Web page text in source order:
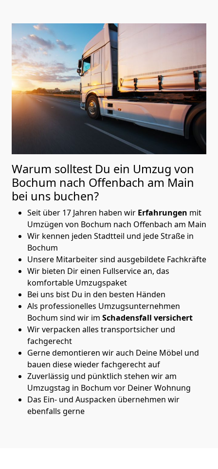
Warum solltest Du ein Umzug von
Bochum nach Offenbach am Main
bei uns buchen?
Seit über 17 Jahren haben wir Erfahrungen mit
Umzügen von Bochum nach Offenbach am Main
Wir kennen jeden Stadtteil und jede Straße in
Bochum
Unsere Mitarbeiter sind ausgebildete Fachkräfte
Wir bieten Dir einen Fullservice an, das
komfortable Umzugspaket
Bei uns bist Du in den besten Händen
Als professionelles Umzugsunternehmen
Bochum sind wir im Schadensfall versichert
Wir verpacken alles transportsicher und
fachgerecht
Gerne demontieren wir auch Deine Möbel und
bauen diese wieder fachgerecht auf
Zuverlässig und pünktlich stehen wir am
Umzugstag in Bochum vor Deiner Wohnung
Das Ein- und Auspacken übernehmen wir
ebenfalls gerne